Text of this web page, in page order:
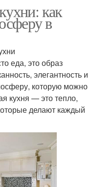
как
в
еда, это образ
элегантность и
которую можно
кухня — это тепло,
делают каждый